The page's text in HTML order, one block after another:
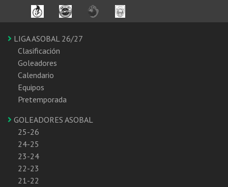
LIGA ASOBAL 26/27
Clasificación
Goleadores
Calendario
Equipos
Pretemporada
GOLEADORES ASOBAL
25-26
24-25
23-24
22-23
21-22